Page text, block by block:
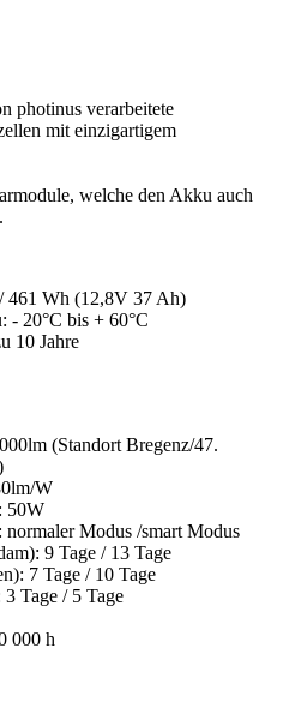
photinus verarbeitete
mit einzigartigem
welche den Akku auch
461 Wh (12,8V 37 Ah)
- 20°C bis + 60°C
10 Jahre
(Standort Bregenz/47.
W
50W
Modus /smart Modus
9 Tage / 13 Tage
7 Tage / 10 Tage
Tage / 5 Tage
000 h